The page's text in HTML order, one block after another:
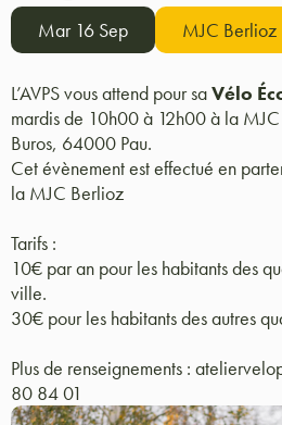
Mar 16 Sep MJC Berlioz
L’AVPS vous attend pour saVélo
mardis de 10h00 à 12h00 à la
Buros, 64000 Pau.
Cet évènement est effectué en
la MJC Berlioz
Tarifs :
10€ par an pour les habitants des
ville.
30€ pour les habitants des autres
Plus de renseignements :
80 84 01